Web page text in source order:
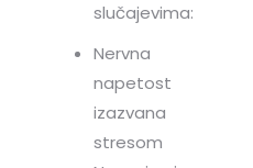
slučajevima:
Nervna
napetost
izazvana
stresom